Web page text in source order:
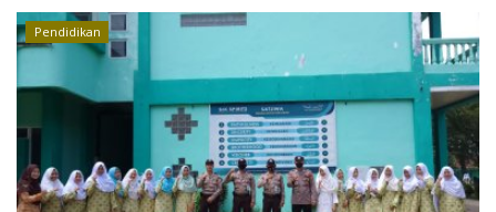
Beranda
Makan Bergizi
Pendidikan